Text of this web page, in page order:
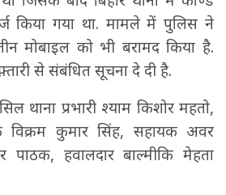
किया गया था. मामले में पुलिस ने
मोबाइल को भी बरामद किया है.
से संबंधित सूचना दे दी है.
थाना प्रभारी श्याम किशोर महतो,
विक्रम कुमार सिंह, सहायक अवर
पाठक, हवालदार बाल्मीकि मेहता